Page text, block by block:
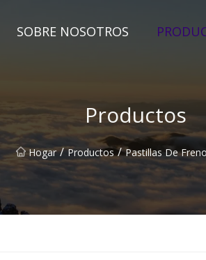
SOBRE NOSOTROS
Productos
Hogar / Productos / Pastillas De Freno